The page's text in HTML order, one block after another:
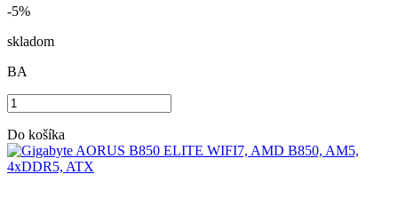
-5%
skladom
BA
Do košíka